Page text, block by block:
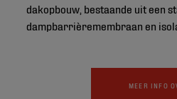
dakopbouw, bestaande uit een
dampbarrièremembraan en
MEER INFO